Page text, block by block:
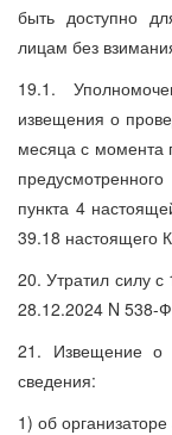
быть доступно
лицам без
19.1.
извещения о
месяца с момента
пункта 4
39.18 настоящего
20. Утратил силу
28.12.2024 N 538-
21. Извещение о
сведения:
1) об